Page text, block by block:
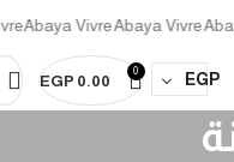
VivreAbaya VivreAbaya
EGP
0
EGP 0.00